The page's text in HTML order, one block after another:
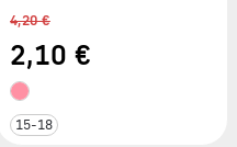
4,20 €
2,10 €
15-18